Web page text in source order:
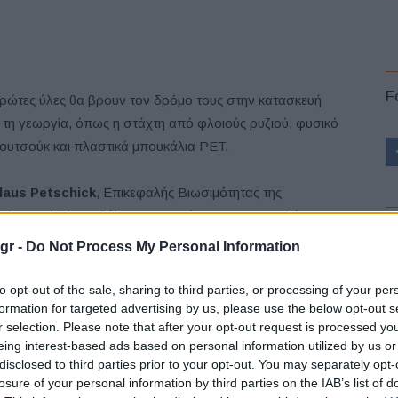
- Do Not Process My Personal Information
opt-out of the sale, sharing to third parties, or processing of your
for targeted advertising by us, please use the below opt-out
selection. Please note that after your opt-out request is processed
interest-based ads based on personal information utilized by us
to third parties prior to your opt-out. You may separately
of your personal information by third parties on the IAB’s list of
ύλες θα βρουν τον δρόμο τους στην κατασκευή
γεωργία, όπως η στάχτη από φλοιούς ρυζιού, φυσικό
και πλαστικά μπουκάλια PET.
Petschick, Επικεφαλής Βιωσιμότητας της
Tires, δήλωσε σχετικά με την αποστολή της
«Η Continental στοχεύει να γίνει ο πιο
βιωσιμότητας. Στόχος μας είναι να
100% βιώσιμα υλικά στα ελαστικά μας το
μέχρι το 2050». Και πρόσθεσε, «Η καινοτόμος
μας μάς δίνει τη δυνατότητα να ανοίξουμε νέο και
πιο βιώσιμο πεδίο. Αυτό περιλαμβάνει τα πάντα, από